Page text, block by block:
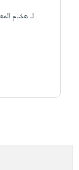
لـ هشام